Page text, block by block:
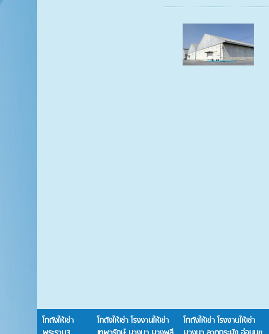
โกดังให้เช่า
โกดังให้เช่า โรงงานให้เช่า
โกดังให้เช่า โรงงานให้เช่า